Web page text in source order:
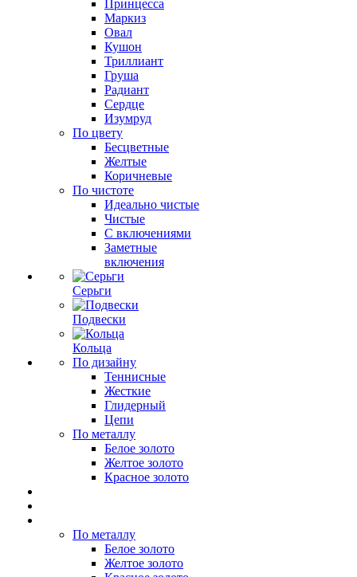
Принцесса
Маркиз
Овал
Кушон
Триллиант
Груша
Радиант
Сердце
Изумруд
По цвету
Бесцветные
Желтые
Коричневые
По чистоте
Идеально чистые
Чистые
С включениями
Заметные
включения
Серьги
Подвески
Кольца
По дизайну
Теннисные
Жесткие
Глидерный
Цепи
По металлу
Белое золото
Желтое золото
Красное золото
По металлу
Белое золото
Желтое золото